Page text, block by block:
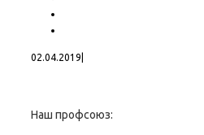
02.04.2019
Наш профсоюз: